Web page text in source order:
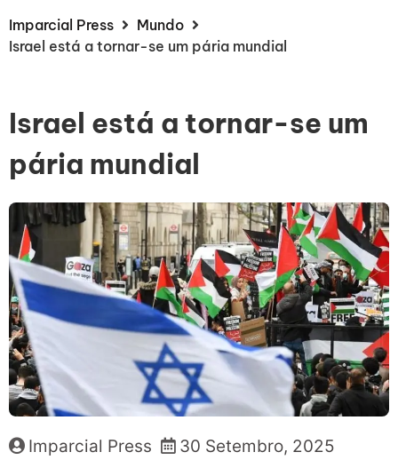
Imparcial Press
Mundo
Israel está a tornar-se um pária mundial
Israel está a tornar-se um
pária mundial
Imparcial Press 30 Setembro, 2025